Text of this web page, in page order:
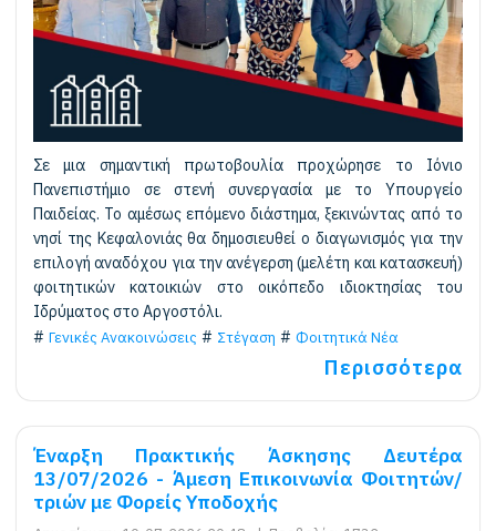
Σε μια σημαντική πρωτοβουλία προχώρησε το Ιόνιο
Πανεπιστήμιο σε στενή συνεργασία με το Υπουργείο
Παιδείας. Το αμέσως επόμενο διάστημα, ξεκινώντας από το
νησί της Κεφαλονιάς θα δημοσιευθεί ο διαγωνισμός για την
επιλογή αναδόχου για την ανέγερση (μελέτη και κατασκευή)
φοιτητικών κατοικιών στο οικόπεδο ιδιοκτησίας του
Ιδρύματος στο Αργοστόλι.
Γενικές Ανακοινώσεις
Στέγαση Φοιτητικά Νέα
Περισσότερα
Έναρξη Πρακτικής Άσκησης Δευτέρα
13/07/2026 - Άμεση Επικοινωνία Φοιτητών/
τριών με Φορείς Υποδοχής